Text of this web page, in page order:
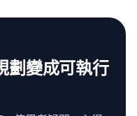
劃變成可執行